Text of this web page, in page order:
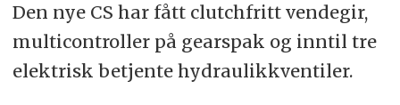
Den nye CS har fått clutchfritt vendegir,
multicontroller på gearspak og inntil tre
elektrisk betjente hydraulikkventiler.